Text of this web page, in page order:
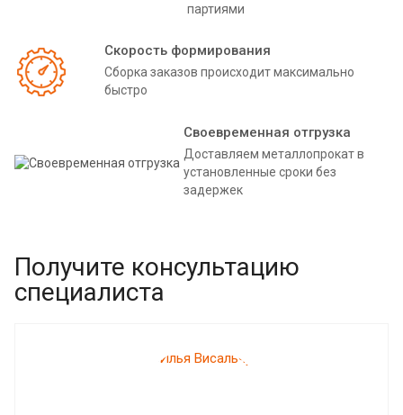
партиями
Скорость формирования
Сборка заказов происходит максимально
быстро
Своевременная отгрузка
Доставляем металлопрокат в
установленные сроки без
задержек
Получите консультацию
специалиста